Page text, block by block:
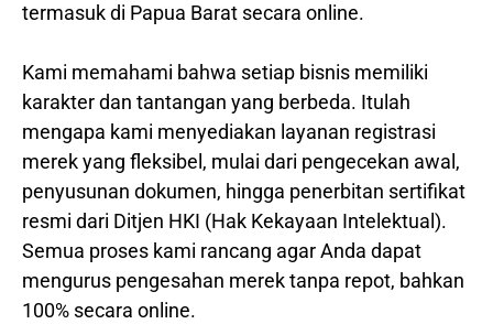
termasuk di Papua Barat secara online.
Kami memahami bahwa setiap bisnis memiliki
karakter dan tantangan yang berbeda. Itulah
mengapa kami menyediakan layanan registrasi
merek yang fleksibel, mulai dari pengecekan awal,
penyusunan dokumen, hingga penerbitan sertifikat
resmi dari Ditjen HKI (Hak Kekayaan Intelektual).
Semua proses kami rancang agar Anda dapat
mengurus pengesahan merek tanpa repot, bahkan
100% secara online.